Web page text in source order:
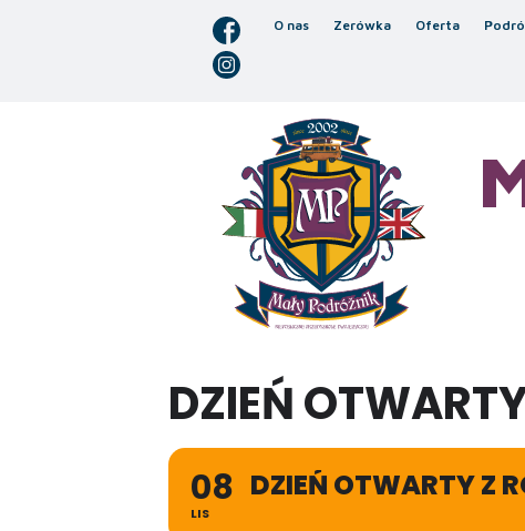
O nas Zerówka Oferta
DZIEŃ
08
LIS
DZIEŃ OTWARTY Z